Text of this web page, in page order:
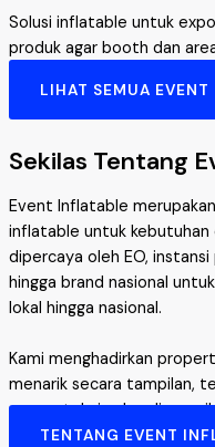
Solusi inflatable untuk
produk agar booth dan
LIHAT SEMUA EVENT
Sekilas Tentang
Event Inflatable
inflatable untuk kebutuhan
dipercaya oleh EO,
hingga brand nasional
lokal hingga nasional.
Kami menghadirkan
menarik secara tampilan,
secara teknis, dan
TENTANG EVENT